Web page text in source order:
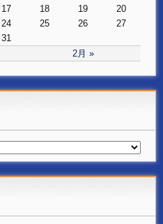
2月 »
17 18 19
20
24 25 26
27
31